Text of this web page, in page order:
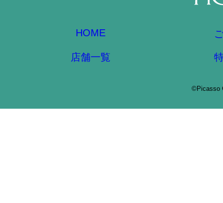
HOME
店舗一覧
©Picasso